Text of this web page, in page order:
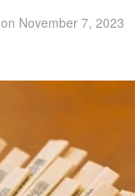
on November 7, 2023